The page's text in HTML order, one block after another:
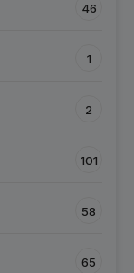
46
1
2
101
58
65